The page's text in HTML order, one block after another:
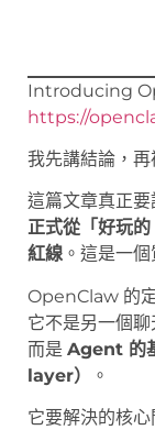
Introducing
https://
我先講結論，再
這篇文章真正
正式從「好玩
紅線 。這是一
OpenClaw 的
它不是另一個
而是 Agent 的
layer）
。
它要解決的核心